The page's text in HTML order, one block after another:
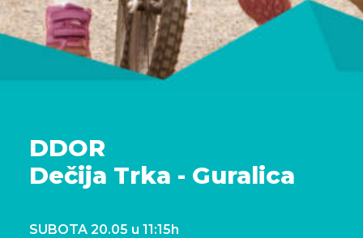
DDOR
Dečija Trka - Guralica
SUBOTA 20.05 u 11:15h